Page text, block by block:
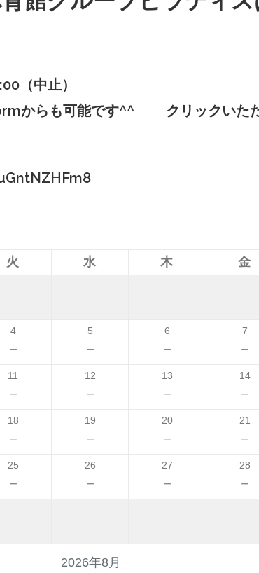
（中止）
からも可能です^^ クリックいた
2026年8月
火 水 木 金
4
－
5
－
6
－
7
－
11
－
12
－
13
－
14
－
18
－
19
－
20
－
21
－
25
－
26
－
27
－
28
－